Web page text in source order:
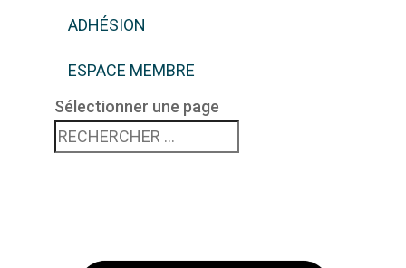
ADHÉSION
ESPACE MEMBRE
Sélectionner une page